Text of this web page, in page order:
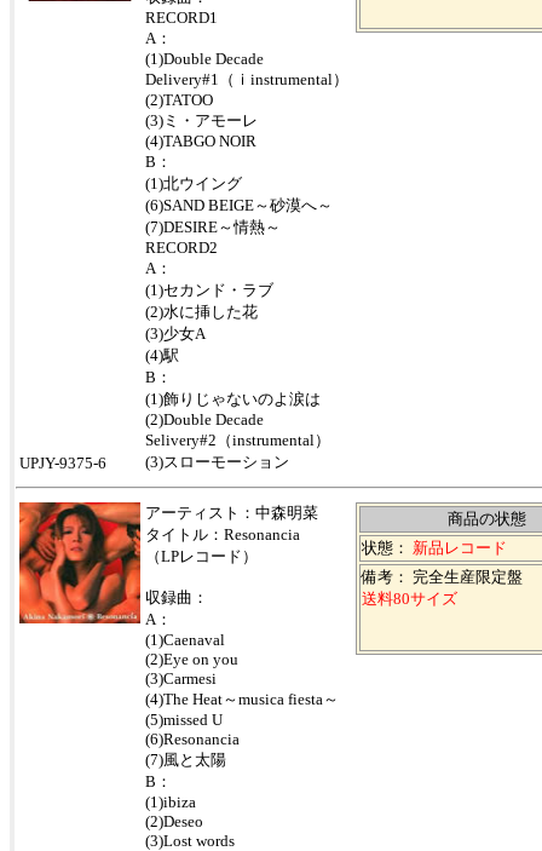
RECORD1
A：
(1)Double Decade
Delivery#1（ｉinstrumental）
(2)TATOO
(3)ミ・アモーレ
(4)TABGO NOIR
B：
(1)北ウイング
(6)SAND BEIGE～砂漠へ～
(7)DESIRE～情熱～
RECORD2
A：
(1)セカンド・ラブ
(2)水に挿した花
(3)少女A
(4)駅
B：
(1)飾りじゃないのよ涙は
(2)Double Decade
Selivery#2（instrumental）
(3)スローモーション
UPJY-9375-6
アーティスト：中森明菜
タイトル：Resonancia
（LPレコード）
収録曲：
A：
(1)Caenaval
(2)Eye on you
(3)Carmesi
(4)The Heat～musica fiesta～
(5)missed U
(6)Resonancia
(7)風と太陽
B：
(1)ibiza
(2)Deseo
(3)Lost words
商品の状態
状態： 新品レコード
備考： 完全生産限定盤
送料80サイズ